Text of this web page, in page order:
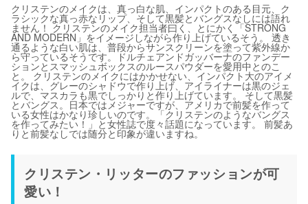
クリステンのメイクは、真っ白な肌、インパクトのある目元、ク
ラシックな真っ赤なリップ、そして黒髪とバングスなしには語れ
ません！ クリステンのメイク担当者曰く、とにかく「STRONG
AND MODERN」をイメージしながら作り上げているそう。 透き
通るような白い肌は、普段からサンスクリーンを塗って紫外線か
ら守っているそうです。ドルチェアンドガッバーナのファンデー
ションとスマッシュボックスのルースパウダーを愛用中とのこ
と。 クリステンのメイクにはかかせない、インパクト大のアイメ
イクは、グレーのシャドウで作り上げ、アイライナーは黒のジェ
ルで、マスカラも黒でしっかりと作り上げています。 そして黒髪
とバングス。日本ではメジャーですが、アメリカで前髪を作って
いる女性はかなり珍しいのです。「クリステンのようなバングス
を作ってみたい！」と女性誌で度々話題になっています。 前髪あ
りと前髪なしでは随分と印象が違いますね。
クリステン・リッターのファッションが可
愛い！